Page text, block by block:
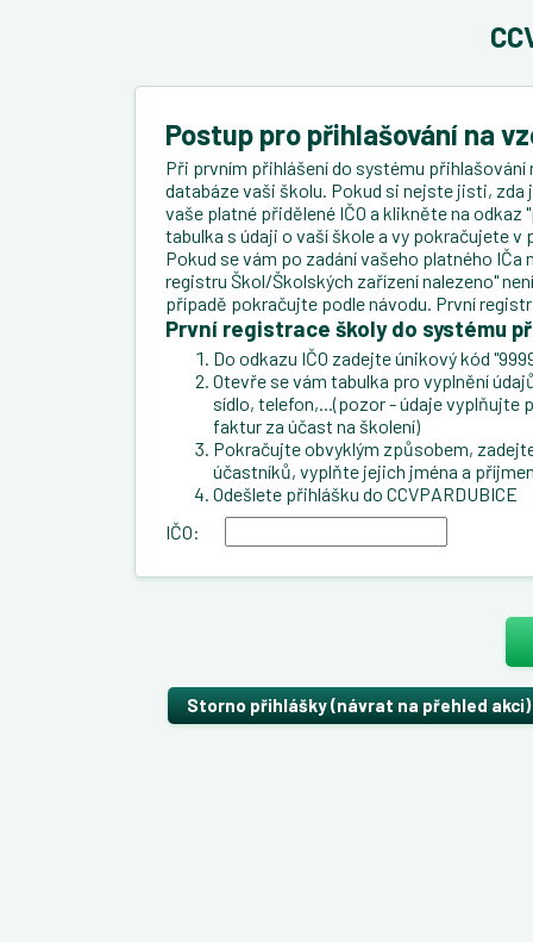
Postup pro přihlašování na
Při prvním přihlášení do systému
databáze vaši školu. Pokud si nejste jisti, zda
vaše platné přidělené IČO a klikněte na
tabulka s údaji o vaší škole a vy pokračujete
Pokud se vám po zadání vašeho platného IČa
registru Škol/Školských zařízení nalezeno"
případě pokračujte podle návodu. První
První registrace školy do systému
Do odkazu IČO zadejte únikový kód
Otevře se vám tabulka pro vyplnění
sídlo, telefon,...(pozor - údaje vyplňujte
faktur za účast na školení)
Pokračujte obvyklým způsobem,
účastníků, vyplňte jejich jména a
Odešlete přihlášku do CCVPARDUBICE
IČO:
Storno přihlášky (návrat na přehled akci)